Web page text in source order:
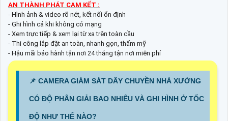
AN THÀNH PHÁT CAM KẾT :
- Hình ảnh & video rõ nét, kết nối ổn định
- Ghi hình cả khi không có mạng
- Xem trực tiếp & xem lại từ xa trên toàn cầu
- Thi công lắp đặt an toàn, nhanh gọn, thẩm mỹ
- Hậu mãi bảo hành tận nơi 24 tháng tận nơi miễn phí
📌 CAMERA GIÁM SÁT DÂY CHUYỀN NHÀ XƯỞNG
CÓ ĐỘ PHÂN GIẢI BAO NHIÊU VÀ GHI HÌNH Ở TỐC
ĐỘ NHƯ THẾ NÀO?